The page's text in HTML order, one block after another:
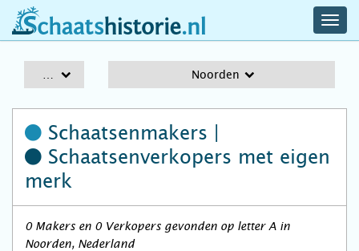
schaatshistorie.nl
Noorden
Schaatsenmakers |
Schaatsenverkopers met eigen
merk
0 Makers en 0 Verkopers gevonden op letter A in
Noorden, Nederland